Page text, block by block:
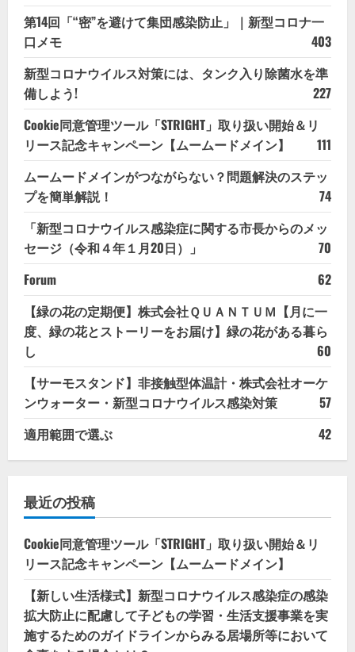
第14回「“密”を避けて集団感染防止」｜新型コロナ一
口メモ
403
新型コロナウイルス対策には、タンク入り除菌水を準
備しよう!
227
Cookie同意管理ツール「STRIGHT」取り扱い開始＆リ
リース記念キャンペーン【ムームードメイン】
111
ムームードメインがつながらない？問題解決のステッ
プを簡単解説！
74
「新型コロナウイルス感染症に関する市長からのメッ
セージ（令和４年１月20日）」
70
Forum
62
【緑の花の定期便】株式会社ＱＵＡＮＴＵＭ【月に一
度、緑の花とストーリーをお届け】緑の花がある暮ら
し
60
【サーモスタンド】非接触型体温計・株式会社オーケ
ンウォーター・新型コロナウイルス感染対策
57
適用範囲で選ぶ
42
最近の投稿
Cookie同意管理ツール「STRIGHT」取り扱い開始＆リ
リース記念キャンペーン【ムームードメイン】
【新しい生活様式】新型コロナウイルス感染症の感染
拡大防止に配慮して子どもの学習・生活支援事業を実
施するためのガイドラインからみる居場所等において